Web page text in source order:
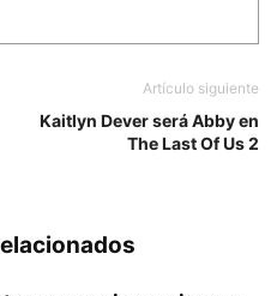
Artículo siguiente
Kaitlyn Dever será Abby en
The Last Of Us 2